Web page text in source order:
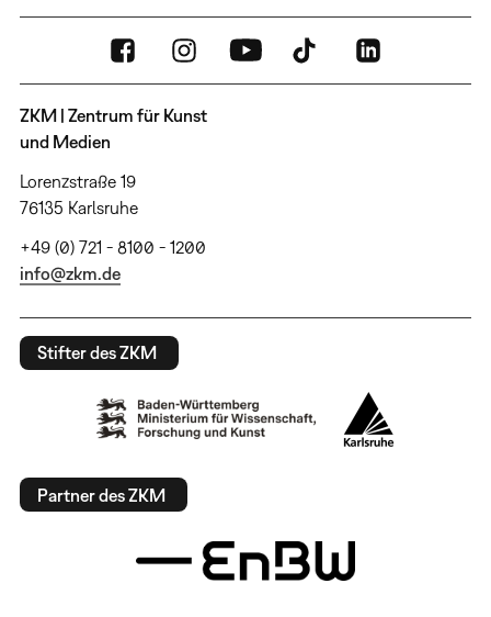
ZKM | Zentrum für Kunst
und Medien
Lorenzstraße 19
76135 Karlsruhe
+49 (0) 721 - 8100 - 1200
info@zkm.de
Stifter des ZKM
Partner des ZKM